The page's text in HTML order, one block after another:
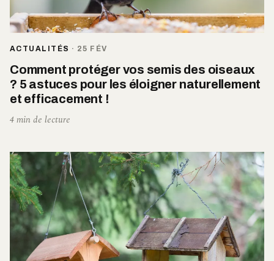
ACTUALITÉS · 25 FÉV
Comment protéger vos semis des oiseaux
? 5 astuces pour les éloigner naturellement
et efficacement !
4 min de lecture